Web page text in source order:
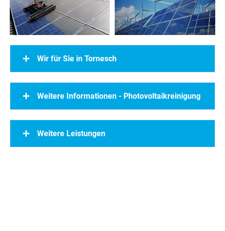
Wir für Sie in Tornesch
Weitere Informationen - Photovoltaikreinigung
Weitere Leistungen